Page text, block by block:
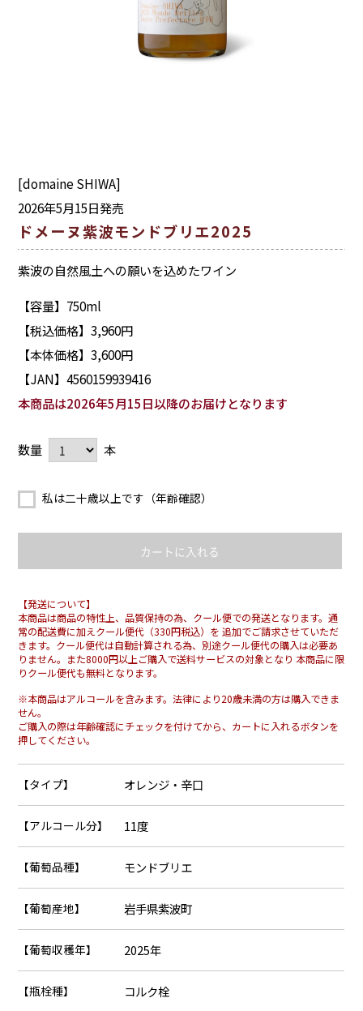
[domaine SHIWA]
2026年5月15日発売
ドメーヌ紫波モンドブリエ2025
紫波の自然風土への願いを込めたワイン
【容量】750ml
【税込価格】3,960円
【本体価格】3,600円
【JAN】4560159939416
本商品は2026年5月15日以降のお届けとなります
数量 本
私は二十歳以上です（年齢確認）
【発送について】
本商品は商品の特性上、品質保持の為、クール便での発送となります。通
常の配送費に加えクール便代（330円税込）を 追加でご請求させていただ
きます。クール便代は自動計算される為、別途クール便代の購入は必要あ
りません。また8000円以上ご購入で送料サービスの対象となり 本商品に限
りクール便代も無料となります。
※本商品はアルコールを含みます。法律により20歳未満の方は購入できま
せん。
ご購入の際は年齢確認にチェックを付けてから、カートに入れるボタンを
押してください。
【タイプ】 オレンジ・辛口
【アルコール分】 11度
【葡萄品種】 モンドブリエ
【葡萄産地】 岩手県紫波町
【葡萄収穫年】 2025年
【瓶栓種】 コルク栓